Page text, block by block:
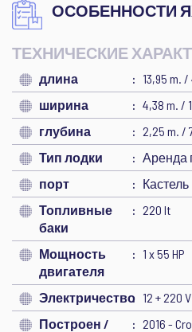
ОСОБЕННОСТИ
ТЕХНИЧЕСКИЕ
длина
13,95 m.
ширина
4,38 m. /
глубина
2,25 m. /
Тип лодки
Аренда
порт
Топливные
баки
220 lt
Мощность
двигателя
1 x 55 HP
Электричество 12 + 220 V
Построен /
2016 -